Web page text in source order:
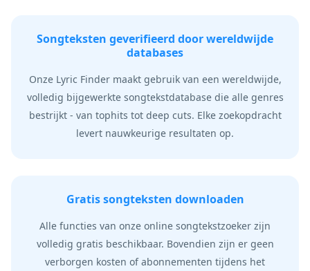
Songteksten geverifieerd door wereldwijde
databases
Onze Lyric Finder maakt gebruik van een wereldwijde,
volledig bijgewerkte songtekstdatabase die alle genres
bestrijkt - van tophits tot deep cuts. Elke zoekopdracht
levert nauwkeurige resultaten op.
Gratis songteksten downloaden
Alle functies van onze online songtekstzoeker zijn
volledig gratis beschikbaar. Bovendien zijn er geen
verborgen kosten of abonnementen tijdens het